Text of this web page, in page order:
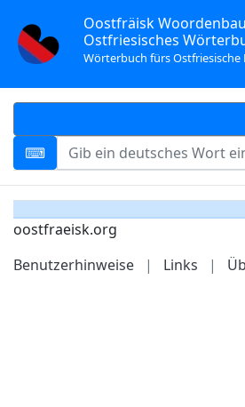
Oostfräisk
Ostfriesisches
Wörterbuch fürs Ostfriesische
oostfraeisk.org
Benutzerhinweise
| Links |